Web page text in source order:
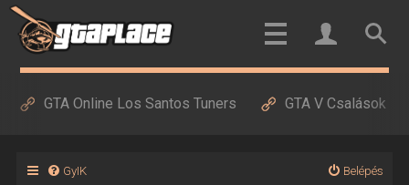
GTA Online Los Santos Tuners GTA V Csalások
GyIK Belépés